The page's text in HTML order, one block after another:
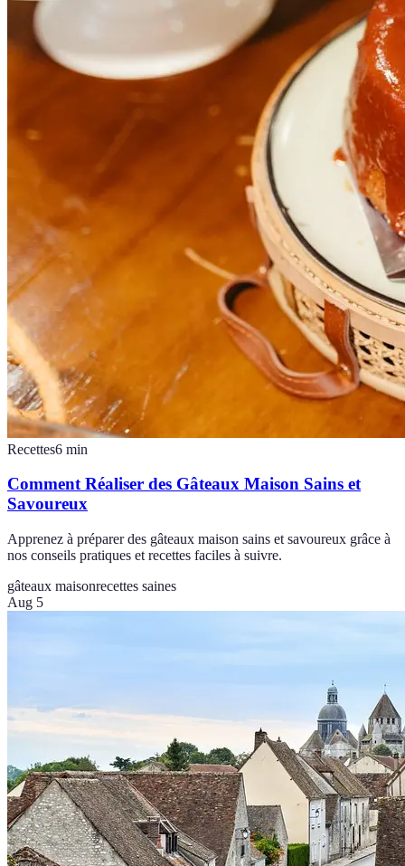
Recettes6 min
Comment Réaliser des Gâteaux Maison Sains et
Savoureux
Apprenez à préparer des gâteaux maison sains et savoureux grâce à
nos conseils pratiques et recettes faciles à suivre.
gâteaux maisonrecettes saines
Aug 5